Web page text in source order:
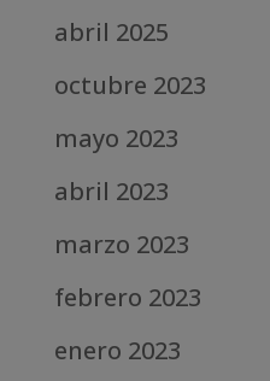
abril 2025
octubre 2023
mayo 2023
abril 2023
marzo 2023
febrero 2023
enero 2023